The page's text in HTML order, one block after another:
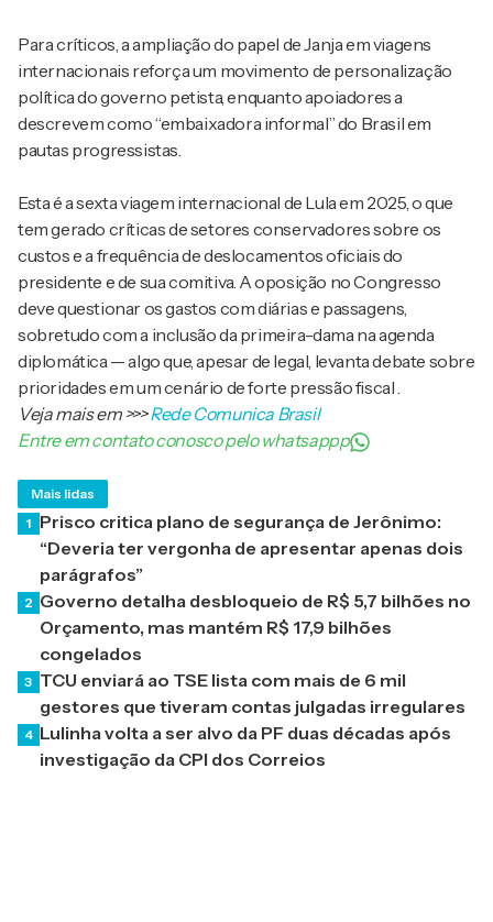
Para críticos, a ampliação do papel de Janja em viagens
internacionais reforça um movimento de personalização
política do governo petista, enquanto apoiadores a
descrevem como “embaixadora informal” do Brasil em
pautas progressistas.
Esta é a sexta viagem internacional de Lula em 2025, o que
tem gerado críticas de setores conservadores sobre os
custos e a frequência de deslocamentos oficiais do
presidente e de sua comitiva. A oposição no Congresso
deve questionar os gastos com diárias e passagens,
sobretudo com a inclusão da primeira-dama na agenda
diplomática — algo que, apesar de legal, levanta debate sobre
prioridades em um cenário de forte pressão fiscal .
Veja mais em>>>Rede Comunica Brasil
Entre em contato conosco pelo whatsappp
Mais lidas
1 Prisco critica plano de segurança de Jerônimo:
“Deveria ter vergonha de apresentar apenas dois
parágrafos”
2 Governo detalha desbloqueio de R$ 5,7 bilhões no
Orçamento, mas mantém R$ 17,9 bilhões
congelados
3 TCU enviará ao TSE lista com mais de 6 mil
gestores que tiveram contas julgadas irregulares
4 Lulinha volta a ser alvo da PF duas décadas após
investigação da CPI dos Correios